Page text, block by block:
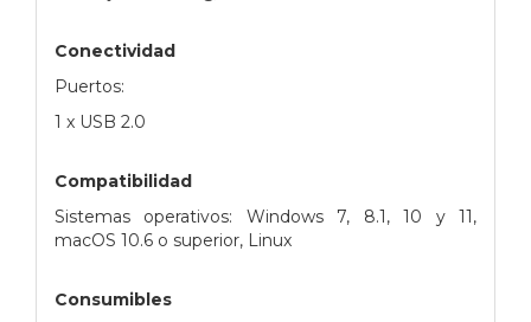
Conectividad
Puertos:
1 x USB 2.0
Compatibilidad
Sistemas operativos: Windows 7, 8.1, 10 y 11,
macOS 10.6 o superior, Linux
Consumibles